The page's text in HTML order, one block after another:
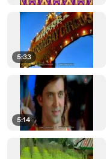
5:33
5:14